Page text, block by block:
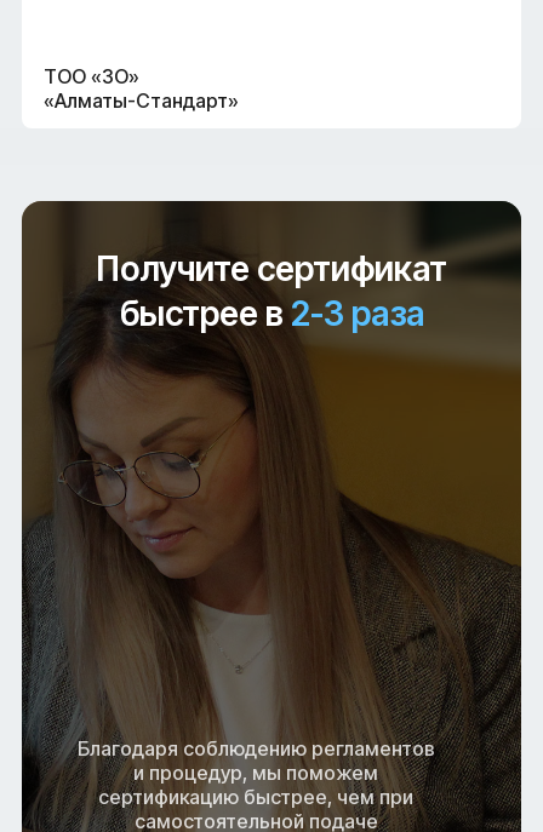
ТОО «ҒЗО»
«Алматы-Стандарт»
Благодаря соблюдению регламентов
и процедур, мы поможем
сертификацию быстрее, чем при
самостоятельной подаче
быстрее в 2-3 раза
Получите сертификат